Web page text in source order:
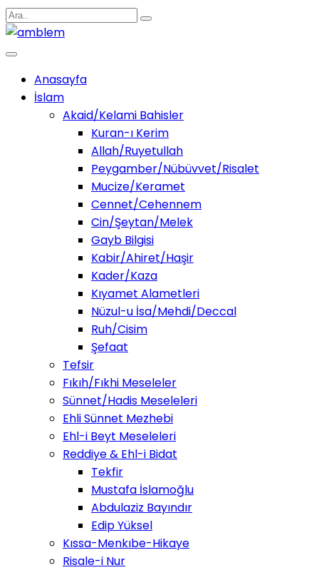
Anasayfa
İslam
Akaid/Kelami Bahisler
Kuran-ı Kerim
Allah/Ruyetullah
Peygamber/Nübüvvet/Risalet
Mucize/Keramet
Cennet/Cehennem
Cin/Şeytan/Melek
Gayb Bilgisi
Kabir/Ahiret/Haşir
Kader/Kaza
Kıyamet Alametleri
Nüzul-u İsa/Mehdi/Deccal
Ruh/Cisim
Şefaat
Tefsir
Fıkıh/Fıkhi Meseleler
Sünnet/Hadis Meseleleri
Ehli Sünnet Mezhebi
Ehl-i Beyt Meseleleri
Reddiye & Ehl-i Bidat
Tekfir
Mustafa İslamoğlu
Abdulaziz Bayındır
Edip Yüksel
Kıssa-Menkıbe-Hikaye
Risale-i Nur